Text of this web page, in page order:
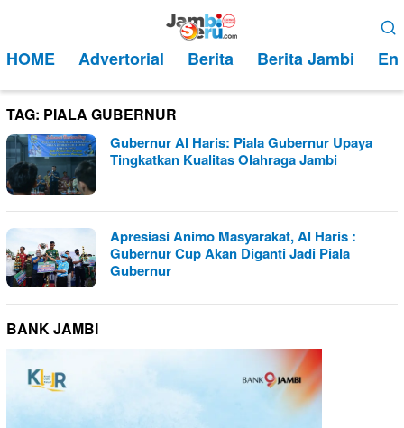
kontenMobile
HOME Advertorial Berita Berita Jambi
TAG: PIALA GUBERNUR
Gubernur Al Haris: Piala Gubernur Upaya
Tingkatkan Kualitas Olahraga Jambi
Apresiasi Animo Masyarakat, Al Haris :
Gubernur Cup Akan Diganti Jadi Piala
Gubernur
BANK JAMBI